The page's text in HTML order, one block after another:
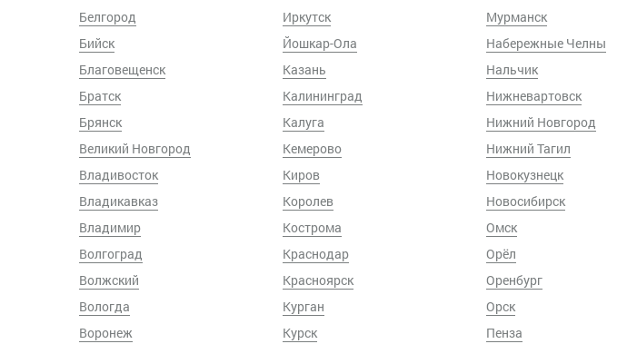
Белгород
Бийск
Благовещенск
Братск
Брянск
Великий Новгород
Владивосток
Владикавказ
Владимир
Волгоград
Волжский
Вологда
Воронеж
Иркутск
Йошкар-Ола
Казань
Калининград
Калуга
Кемерово
Киров
Королев
Кострома
Краснодар
Красноярск
Курган
Курск
Мурманск
Набережные Челны
Нальчик
Нижневартовск
Нижний Новгород
Нижний Тагил
Новокузнецк
Новосибирск
Омск
Орёл
Оренбург
Орск
Пенза